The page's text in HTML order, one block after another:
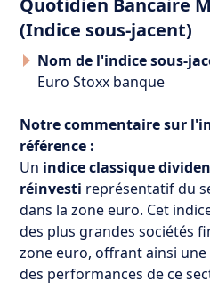
(Indice sous-jacent)
Nom de l'indice sous-
Euro Stoxx banque
Notre commentaire sur
référence :
Un indice classique
réinvesti représentatif du
dans la zone euro. Cet
des plus grandes sociétés
zone euro, offrant ainsi
des performances de ce